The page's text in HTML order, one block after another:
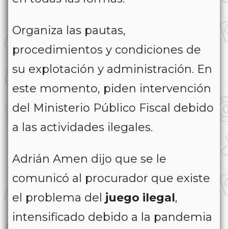
Organiza las pautas,
procedimientos y condiciones de
su explotación y administración. En
este momento, piden intervención
del Ministerio Público Fiscal debido
a las actividades ilegales.
Adrián Amen dijo que se le
comunicó al procurador que existe
el problema del juego ilegal,
intensificado debido a la pandemia